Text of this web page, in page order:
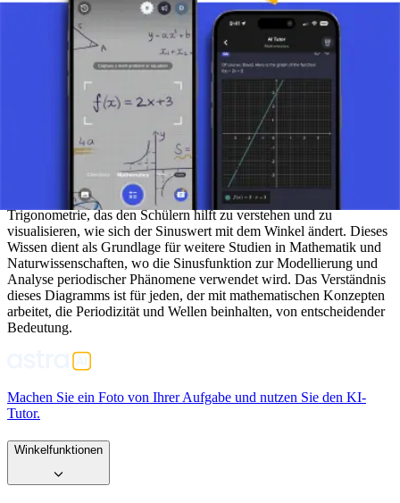
BEDEUTUNG DES GRAPHEN DER
SINUSFUNKTION
Der Graph der Sinusfunktion vermittelt ein visuelles Verständnis für
die Eigenschaften des Sinus, einschließlich seiner Periodizität,
Amplitude und Phasenverschiebung.
SCHLUSSFOLGERUNG
Der Graph der Sinusfunktion ist ein grundlegendes Werkzeug in der
Trigonometrie, das den Schülern hilft zu verstehen und zu
visualisieren, wie sich der Sinuswert mit dem Winkel ändert. Dieses
Wissen dient als Grundlage für weitere Studien in Mathematik und
Naturwissenschaften, wo die Sinusfunktion zur Modellierung und
Analyse periodischer Phänomene verwendet wird. Das Verständnis
dieses Diagramms ist für jeden, der mit mathematischen Konzepten
arbeitet, die Periodizität und Wellen beinhalten, von entscheidender
Bedeutung.
Machen Sie ein Foto von Ihrer Aufgabe und nutzen Sie den KI-
Tutor.
Winkelfunktionen